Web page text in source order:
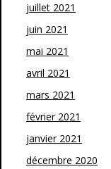
juillet 2021
juin 2021
mai 2021
avril 2021
mars 2021
février 2021
janvier 2021
décembre 2020